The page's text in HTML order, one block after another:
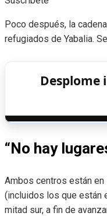
Poco después, la
refugiados de Yabalia.
Desplome
“No hay
Ambos centros están
(incluidos los que están
mitad sur, a fin de